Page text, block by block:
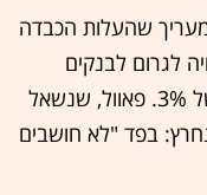
שהעלות הכבדה
עד ל־2%, עשויה לגרום לבנקים
המרכזיים להסתפק ביעד צנוע יותר, של 3%. פאוול, שנשאל
בפד "לא חושבים